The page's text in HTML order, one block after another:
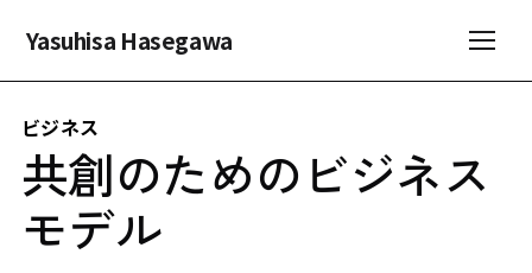
Yasuhisa Hasegawa
ビジネス
共創のためのビジネス
モデル